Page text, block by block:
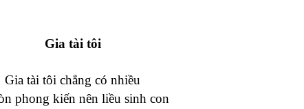
Gia tài tôi
Gia tài tôi chẳng có nhiều
phong kiến nên liều sinh con